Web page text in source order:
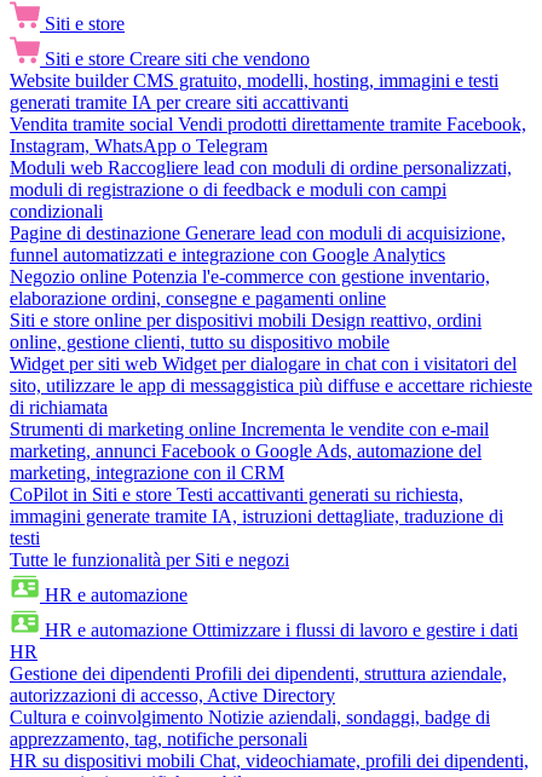
Siti e store
Siti e store Creare siti che vendono
Website builder CMS gratuito, modelli, hosting, immagini e testi
generati tramite IA per creare siti accattivanti
Vendita tramite social Vendi prodotti direttamente tramite Facebook,
Instagram, WhatsApp o Telegram
Moduli web Raccogliere lead con moduli di ordine personalizzati,
moduli di registrazione o di feedback e moduli con campi
condizionali
Pagine di destinazione Generare lead con moduli di acquisizione,
funnel automatizzati e integrazione con Google Analytics
Negozio online Potenzia l'e-commerce con gestione inventario,
elaborazione ordini, consegne e pagamenti online
Siti e store online per dispositivi mobili Design reattivo, ordini
online, gestione clienti, tutto su dispositivo mobile
Widget per siti web Widget per dialogare in chat con i visitatori del
sito, utilizzare le app di messaggistica più diffuse e accettare richieste
di richiamata
Strumenti di marketing online Incrementa le vendite con e-mail
marketing, annunci Facebook o Google Ads, automazione del
marketing, integrazione con il CRM
CoPilot in Siti e store Testi accattivanti generati su richiesta,
immagini generate tramite IA, istruzioni dettagliate, traduzione di
testi
Tutte le funzionalità per Siti e negozi
HR e automazione
HR e automazione Ottimizzare i flussi di lavoro e gestire i dati
HR
Gestione dei dipendenti Profili dei dipendenti, struttura aziendale,
autorizzazioni di accesso, Active Directory
Cultura e coinvolgimento Notizie aziendali, sondaggi, badge di
apprezzamento, tag, notifiche personali
HR su dispositivi mobili Chat, videochiamate, profili dei dipendenti,